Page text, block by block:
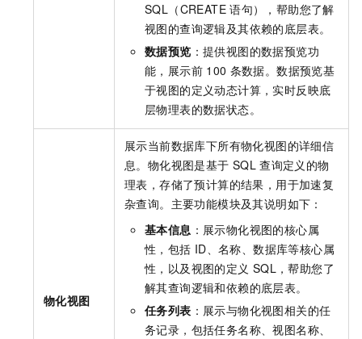
SQL（CREATE 语句），帮助您了解
视图的查询逻辑及其依赖的底层表。
数据预览 ：提供视图的数据预览功
能，展示前 100 条数据。数据预览基
于视图的定义动态计算，实时反映底
层物理表的数据状态。
物化视图
展示当前数据库下所有物化视图的详细信
息。物化视图是基于 SQL 查询定义的物
理表，存储了预计算的结果，用于加速复
杂查询。主要功能模块及其说明如下：
基本信息 ：展示物化视图的核心属
性，包括 ID、名称、数据库等核心属
性，以及视图的定义 SQL，帮助您了
解其查询逻辑和依赖的底层表。
任务列表 ：展示与物化视图相关的任
务记录，包括任务名称、视图名称、